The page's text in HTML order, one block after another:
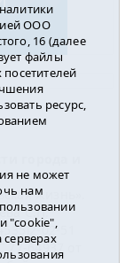
жизнь».
С.П.
02-51
64937 от
ООО
16 (далее
файлы
ресурс,
не может
нам
"cookie",
серверах